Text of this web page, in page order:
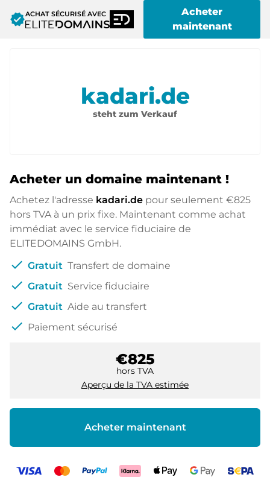
verifiedACHAT SÉCURISÉ AVEC
Acheter
maintenant
kadari.de
steht zum Verkauf
Acheter un domaine maintenant !
Achetez l'adresse kadari.de pour seulement €825
hors TVA à un prix fixe. Maintenant comme achat
immédiat avec le service fiduciaire de
ELITEDOMAINS GmbH.
check Gratuit Transfert de domaine
check Gratuit Service fiduciaire
check Gratuit Aide au transfert
check Paiement sécurisé
€825
hors TVA
Aperçu de la TVA estimée
Acheter maintenant